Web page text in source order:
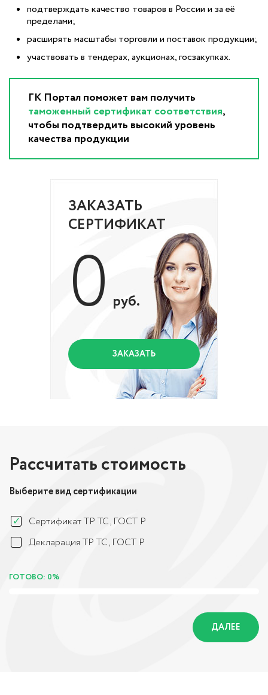
подтверждать качество товаров в России и за её
пределами;
расширять масштабы торговли и поставок продукции;
участвовать в тендерах, аукционах, госзакупках.
ГК Портал поможет вам получить
таможенный сертификат соответствия,
чтобы подтвердить высокий уровень
качества продукции
ЗАКАЗАТЬ
СЕРТИФИКАТ
0 руб.
ЗАКАЗАТЬ
Рассчитать стоимость
Выберите вид сертификации
Сертификат ТР ТС, ГОСТ Р
Декларация ТР ТС, ГОСТ Р
ГОТОВО: 0%
ДАЛЕЕ